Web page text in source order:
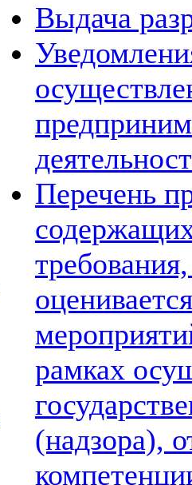
Выдача
Перечень
рамках
(надзора),